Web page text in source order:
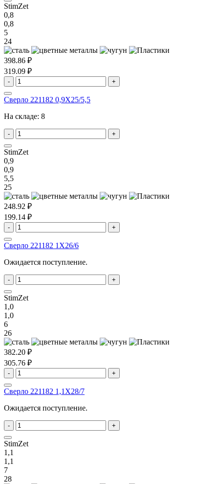
StimZet
0,8
0,8
5
24
398.86 ₽
319.09 ₽
- +
Сверло 221182 0,9X25/5,5
На складе: 8
- +
StimZet
0,9
0,9
5,5
25
248.92 ₽
199.14 ₽
- +
Сверло 221182 1X26/6
Ожидается поступление.
- +
StimZet
1,0
1,0
6
26
382.20 ₽
305.76 ₽
- +
Сверло 221182 1,1X28/7
Ожидается поступление.
- +
StimZet
1,1
1,1
7
28